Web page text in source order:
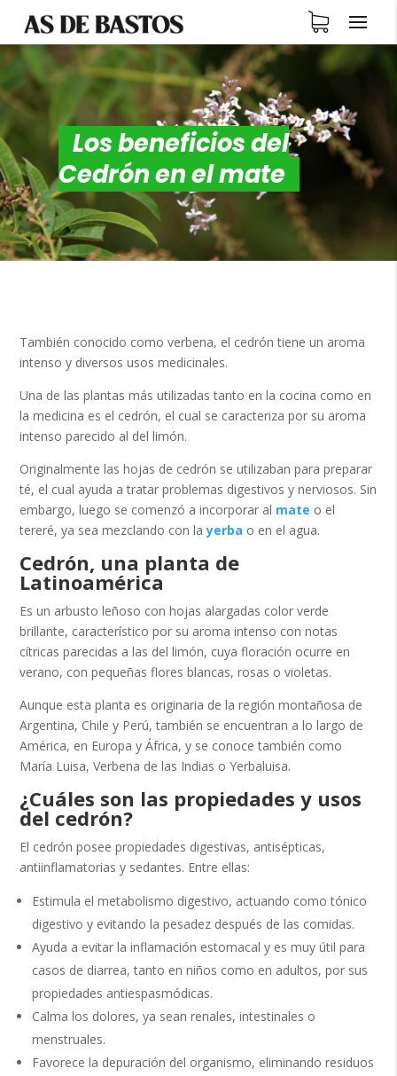
Los beneficios del
Cedrón en el mate
También conocido como verbena, el cedrón tiene un aroma
intenso y diversos usos medicinales.
Una de las plantas más utilizadas tanto en la cocina como en
la medicina es el cedrón, el cual se caracteriza por su aroma
intenso parecido al del limón.
Originalmente las hojas de cedrón se utilizaban para preparar
té, el cual ayuda a tratar problemas digestivos y nerviosos. Sin
embargo, luego se comenzó a incorporar al mate o el
tereré, ya sea mezclando con layerba o en el agua.
Cedrón, una planta de
Latinoamérica
Es un arbusto leñoso con hojas alargadas color verde
brillante, característico por su aroma intenso con notas
cítricas parecidas a las del limón, cuya floración ocurre en
verano, con pequeñas flores blancas, rosas o violetas.
Aunque esta planta es originaria de la región montañosa de
Argentina, Chile y Perú, también se encuentran a lo largo de
América, en Europa y África, y se conoce también como
María Luisa, Verbena de las Indias o Yerbaluisa.
¿Cuáles son las propiedades y usos
del cedrón?
El cedrón posee propiedades digestivas, antisépticas,
antiinflamatorias y sedantes. Entre ellas:
Estimula el metabolismo digestivo, actuando como tónico
digestivo y evitando la pesadez después de las comidas.
Ayuda a evitar la inflamación estomacal y es muy útil para
casos de diarrea, tanto en niños como en adultos, por sus
propiedades antiespasmódicas.
Calma los dolores, ya sean renales, intestinales o
menstruales.
Favorece la depuración del organismo, eliminando residuos